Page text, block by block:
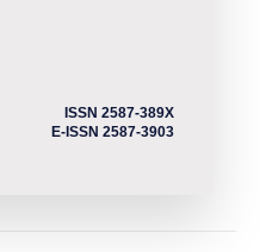
ISSN 2587-389X
E-ISSN 2587-3903